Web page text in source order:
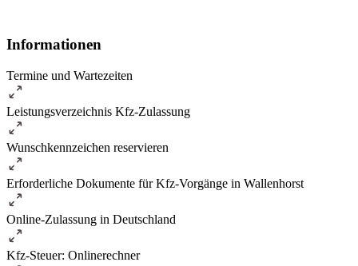
Informationen
Termine und Wartezeiten
Leistungsverzeichnis Kfz-Zulassung
Wunschkennzeichen reservieren
Erforderliche Dokumente für Kfz-Vorgänge in Wallenhorst
Online-Zulassung in Deutschland
Kfz-Steuer: Onlinerechner